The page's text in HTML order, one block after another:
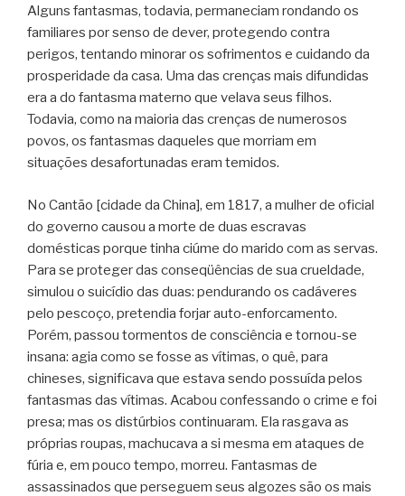
Alguns fantasmas, todavia, permaneciam rondando os
familiares por senso de dever, protegendo contra
perigos, tentando minorar os sofrimentos e cuidando da
prosperidade da casa. Uma das crenças mais difundidas
era a do fantasma materno que velava seus filhos.
Todavia, como na maioria das crenças de numerosos
povos, os fantasmas daqueles que morriam em
situações desafortunadas eram temidos.
No Cantão [cidade da China], em 1817, a mulher de oficial
do governo causou a morte de duas escravas
domésticas porque tinha ciúme do marido com as servas.
Para se proteger das conseqüências de sua crueldade,
simulou o suicídio das duas: pendurando os cadáveres
pelo pescoço, pretendia forjar auto-enforcamento.
Porém, passou tormentos de consciência e tornou-se
insana: agia como se fosse as vítimas, o quê, para
chineses, significava que estava sendo possuída pelos
fantasmas das vítimas. Acabou confessando o crime e foi
presa; mas os distúrbios continuaram. Ela rasgava as
próprias roupas, machucava a si mesma em ataques de
fúria e, em pouco tempo, morreu. Fantasmas de
assassinados que perseguem seus algozes são os mais